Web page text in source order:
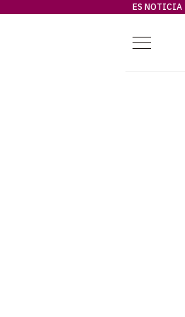
ES NOTICIA
Menú